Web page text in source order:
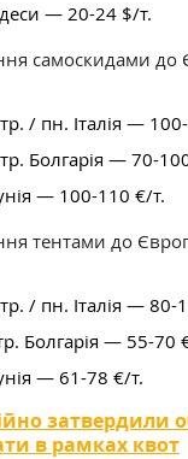
— 20-24 $/т.
самоскидами до
/ пн. Італія —
Болгарія — 70-
— 100-110 €/т.
тентами до
/ пн. Італія — 80-
Болгарія — 55-70
— 61-78 €/т.
затвердили
в рамках квот